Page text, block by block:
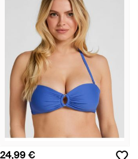
24,99 €